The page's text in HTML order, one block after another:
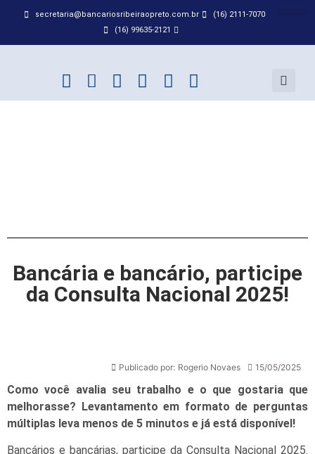
secretaria@bancariosribeiraopreto.com.br
(16) 2111-7070
(16) 99635-2121
Bancária e bancário, participe
da Consulta Nacional 2025!
Publicado por: Rogerio Novaes 15/05/2025
Como você avalia seu trabalho e o que gostaria que
melhorasse? Levantamento em formato de perguntas
múltiplas leva menos de 5 minutos e já está disponível!
Bancários e bancárias, participe da Consulta Nacional 2025.